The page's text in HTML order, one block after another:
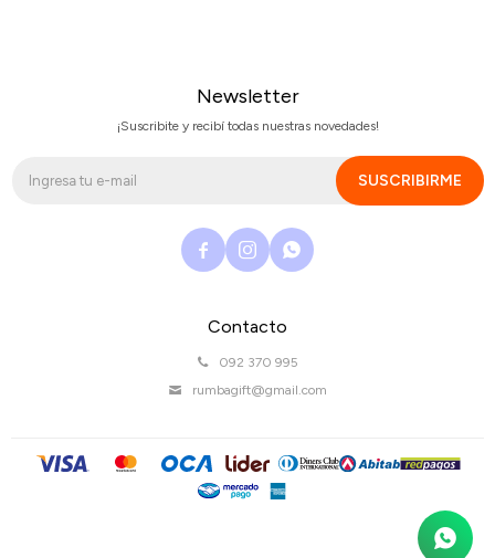
Contacto
092 370 995
rumbagift@gmail.com
Newsletter
¡Suscribite y recibí todas nuestras novedades!
SUSCRIBIRME
  